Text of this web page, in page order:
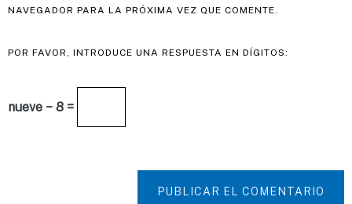
NAVEGADOR PARA LA PRÓXIMA VEZ QUE COMENTE.
POR FAVOR, INTRODUCE UNA RESPUESTA EN DÍGITOS:
nueve − 8 =
PUBLICAR EL COMENTARIO